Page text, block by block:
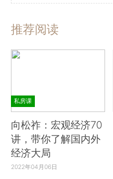
推荐阅读
私房课
向松祚：宏观经济70
讲，带你了解国内外
经济大局
2022年04月06日